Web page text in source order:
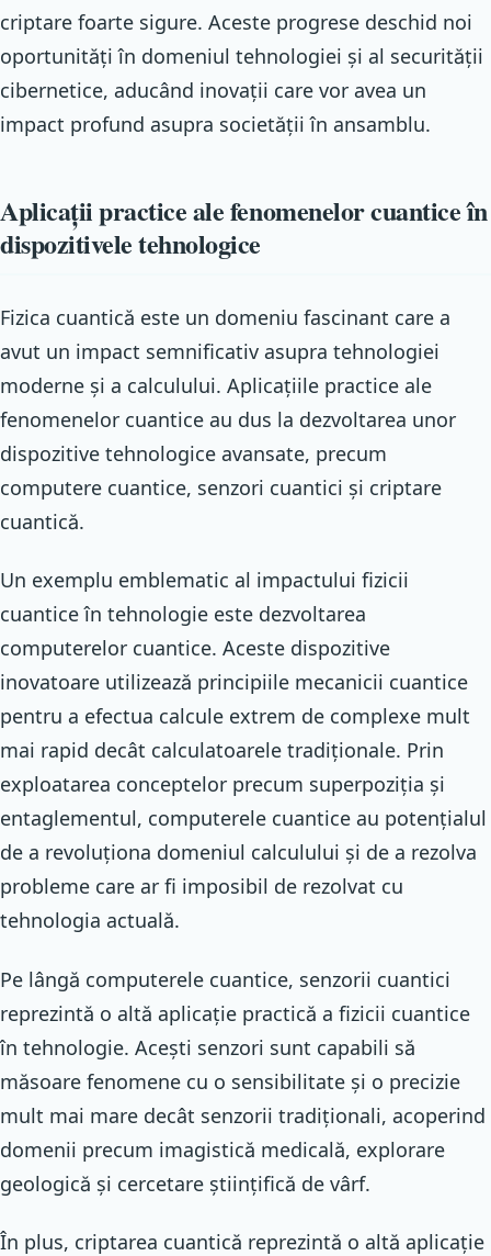
criptare foarte sigure. Aceste progrese deschid noi
oportunități în domeniul tehnologiei și al securității
cibernetice, aducând inovații care vor avea un
impact profund asupra societății în ansamblu.
Aplicații practice ale fenomenelor cuantice în
dispozitivele tehnologice
Fizica cuantică este un domeniu fascinant care a
avut un impact semnificativ asupra tehnologiei
moderne și a calculului. Aplicațiile practice ale
fenomenelor cuantice au dus la dezvoltarea unor
dispozitive tehnologice avansate, precum
computere cuantice, senzori cuantici și criptare
cuantică.
Un exemplu emblematic al impactului fizicii
cuantice în tehnologie este dezvoltarea
computerelor cuantice. Aceste dispozitive
inovatoare utilizează principiile mecanicii cuantice
pentru a efectua calcule extrem de complexe mult
mai rapid decât calculatoarele tradiționale. Prin
exploatarea conceptelor precum superpoziția și
entaglementul, computerele cuantice au potențialul
de a revoluționa domeniul calculului și de a rezolva
probleme care ar fi imposibil de rezolvat cu
tehnologia actuală.
Pe lângă computerele cuantice, senzorii cuantici
reprezintă o altă aplicație practică a fizicii cuantice
în tehnologie. Acești senzori sunt capabili să
măsoare fenomene cu o sensibilitate și o precizie
mult mai mare decât senzorii tradiționali, acoperind
domenii precum imagistică medicală, explorare
geologică și cercetare științifică de vârf.
În plus, criptarea cuantică reprezintă o altă aplicație